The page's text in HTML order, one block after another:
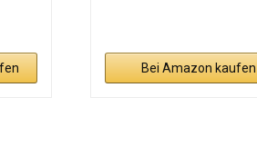
Bei Amazon kaufen